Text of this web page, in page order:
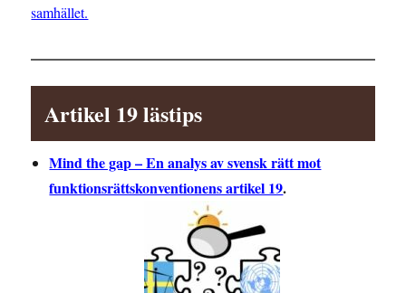
samhället.
Artikel 19 lästips
Mind the gap – En analys av svensk rätt mot
funktionsrättskonventionens artikel 19.